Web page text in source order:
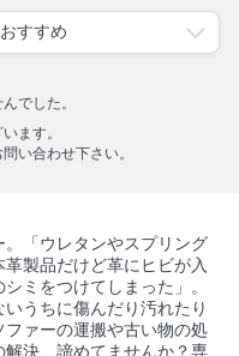
でした。
ます。
い合わせ下さい。
「ウレタンやスプリング
製品だけど革にヒビが入
ミをつけてしまった」。
うちに傷んだり汚れたり
ァーの運搬や古い物の処
決、諦めてませんか？専